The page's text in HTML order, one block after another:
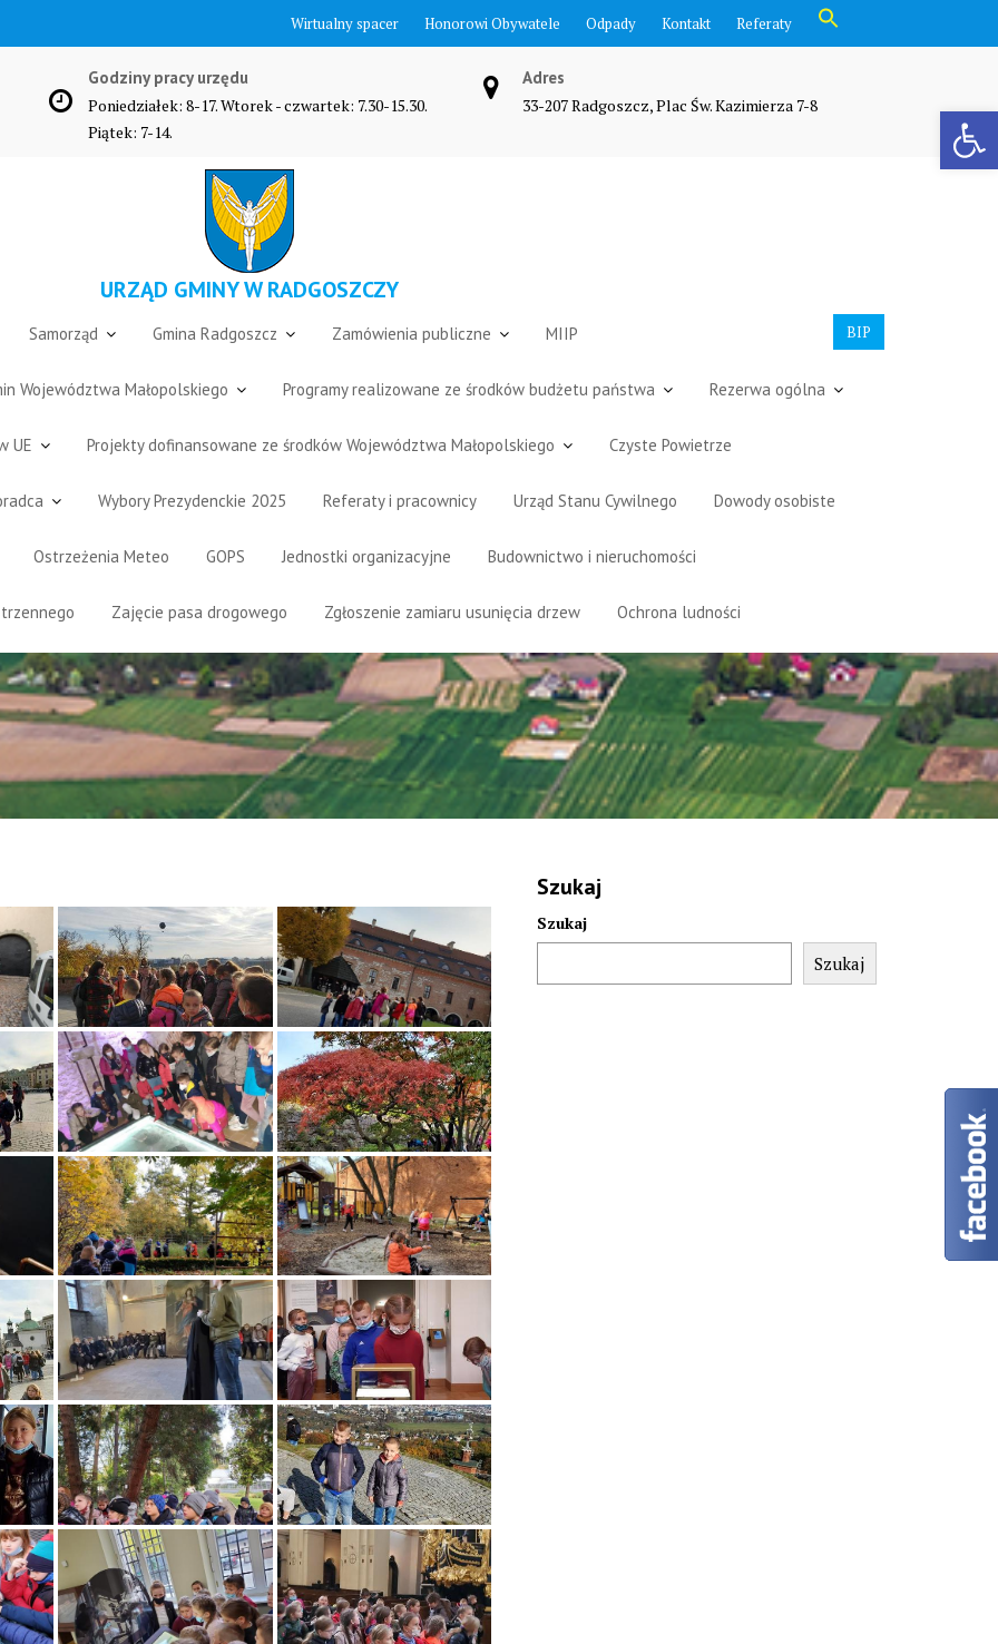
Otwórz pasek narzędzi
Wirtualny spacer Honorowi Obywatele Odpady Kontakt Referaty
Search Button
Godziny pracy urzędu
Poniedziałek: 8-17. Wtorek - czwartek: 7.30-15.30.
Piątek: 7-14.
Adres
33-207 Radgoszcz, Plac Św. Kazimierza 7-8
URZĄD GMINY W RADGOSZCZY
BIP
Samorząd Gmina Radgoszcz Zamówienia publiczne MIIP
Województwa Małopolskiego Programy realizowane ze środków budżetu państwa Rezerwa ogólna
UE Projekty dofinansowane ze środków Województwa Małopolskiego Czyste Powietrze
Wybory Prezydenckie 2025 Referaty i pracownicy Urząd Stanu Cywilnego Dowody osobiste
Ostrzeżenia Meteo GOPS Jednostki organizacyjne Budownictwo i nieruchomości
Zajęcie pasa drogowego Zgłoszenie zamiaru usunięcia drzew Ochrona ludności
Szukaj
Szukaj
Szukaj